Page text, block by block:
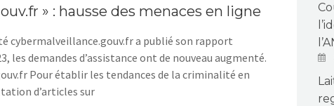
» : hausse des menaces en ligne
a publié son rapport
les demandes d’assistance ont de nouveau augmenté.
Pour établir les tendances de la criminalité en
d’articles sur